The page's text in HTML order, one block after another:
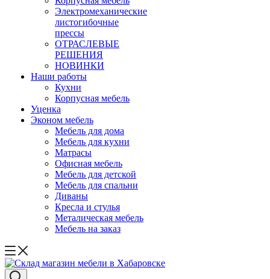
Электромеханические
листогибочные
прессы
ОТРАСЛЕВЫЕ
РЕШЕНИЯ
НОВИНКИ
Наши работы
Кухни
Корпусная мебель
Уценка
Эконом мебель
Мебель для дома
Мебель для кухни
Матрасы
Офисная мебель
Мебель для детской
Мебель для спальни
Диваны
Кресла и стулья
Металическая мебель
Мебель на заказ